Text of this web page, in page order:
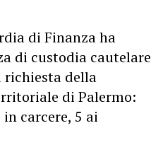
di Finanza ha
di custodia cautelare
richiesta della
di Palermo:
carcere, 5 ai